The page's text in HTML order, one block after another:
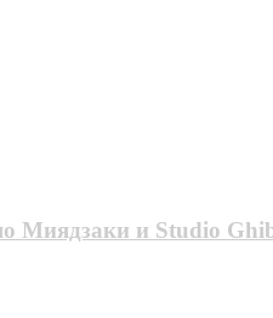
Mиядзaки и Studio